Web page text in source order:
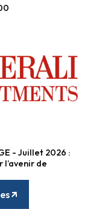
- Juillet 2026 :
l’avenir de